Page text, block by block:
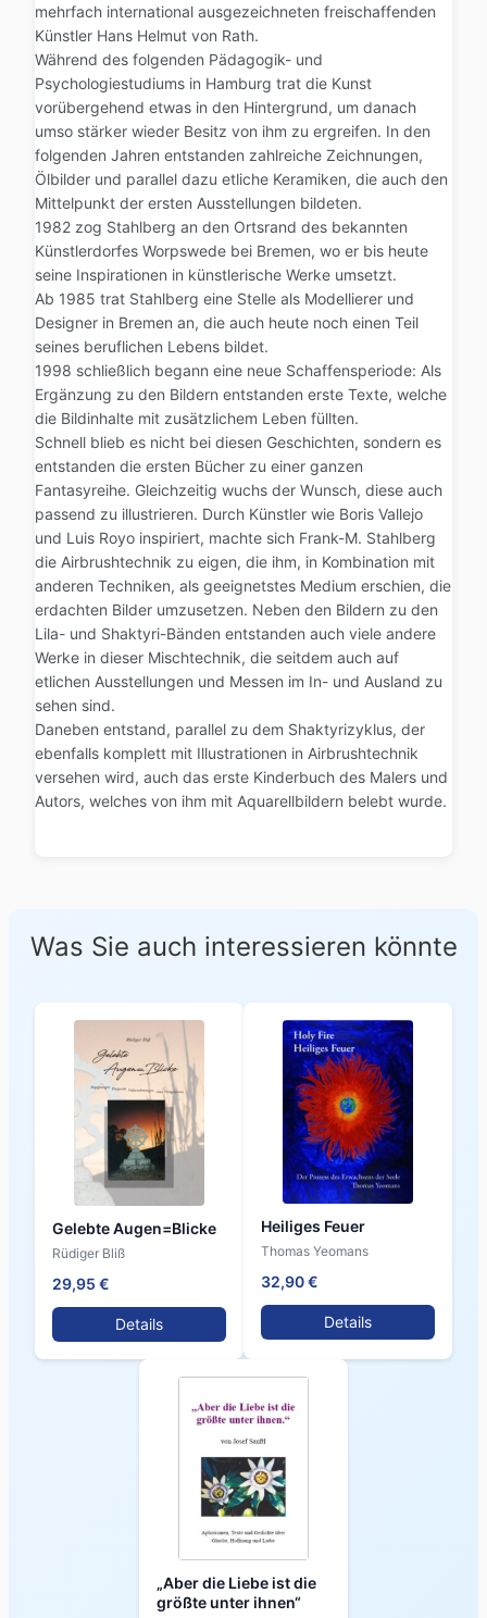
mehrfach international ausgezeichneten freischaffenden
Künstler Hans Helmut von Rath.
Während des folgenden Pädagogik- und
Psychologiestudiums in Hamburg trat die Kunst
vorübergehend etwas in den Hintergrund, um danach
umso stärker wieder Besitz von ihm zu ergreifen. In den
folgenden Jahren entstanden zahlreiche Zeichnungen,
Ölbilder und parallel dazu etliche Keramiken, die auch den
Mittelpunkt der ersten Ausstellungen bildeten.
1982 zog Stahlberg an den Ortsrand des bekannten
Künstlerdorfes Worpswede bei Bremen, wo er bis heute
seine Inspirationen in künstlerische Werke umsetzt.
Ab 1985 trat Stahlberg eine Stelle als Modellierer und
Designer in Bremen an, die auch heute noch einen Teil
seines beruflichen Lebens bildet.
1998 schließlich begann eine neue Schaffensperiode: Als
Ergänzung zu den Bildern entstanden erste Texte, welche
die Bildinhalte mit zusätzlichem Leben füllten.
Schnell blieb es nicht bei diesen Geschichten, sondern es
entstanden die ersten Bücher zu einer ganzen
Fantasyreihe. Gleichzeitig wuchs der Wunsch, diese auch
passend zu illustrieren. Durch Künstler wie Boris Vallejo
und Luis Royo inspiriert, machte sich Frank-M. Stahlberg
die Airbrushtechnik zu eigen, die ihm, in Kombination mit
anderen Techniken, als geeignetstes Medium erschien, die
erdachten Bilder umzusetzen. Neben den Bildern zu den
Lila- und Shaktyri-Bänden entstanden auch viele andere
Werke in dieser Mischtechnik, die seitdem auch auf
etlichen Ausstellungen und Messen im In- und Ausland zu
sehen sind.
Daneben entstand, parallel zu dem Shaktyrizyklus, der
ebenfalls komplett mit Illustrationen in Airbrushtechnik
versehen wird, auch das erste Kinderbuch des Malers und
Autors, welches von ihm mit Aquarellbildern belebt wurde.
Was Sie auch interessieren könnte
Gelebte Augen=Blicke
Rüdiger Bliß
29,95 €
Details
Heiliges Feuer
Thomas Yeomans
32,90 €
Details
„Aber die Liebe ist die
größte unter ihnen“